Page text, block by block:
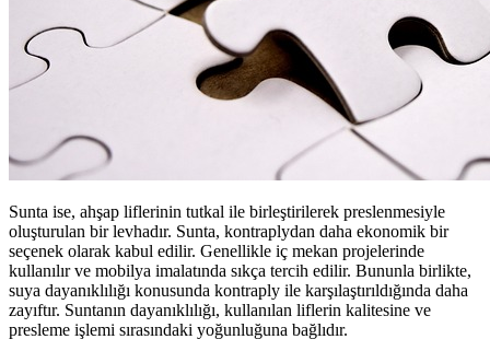
Sunta ise, ahşap liflerinin tutkal ile birleştirilerek preslenmesiyle
oluşturulan bir levhadır. Sunta, kontraplydan daha ekonomik bir
seçenek olarak kabul edilir. Genellikle iç mekan projelerinde
kullanılır ve mobilya imalatında sıkça tercih edilir. Bununla birlikte,
suya dayanıklılığı konusunda kontraply ile karşılaştırıldığında daha
zayıftır. Suntanın dayanıklılığı, kullanılan liflerin kalitesine ve
presleme işlemi sırasındaki yoğunluğuna bağlıdır.